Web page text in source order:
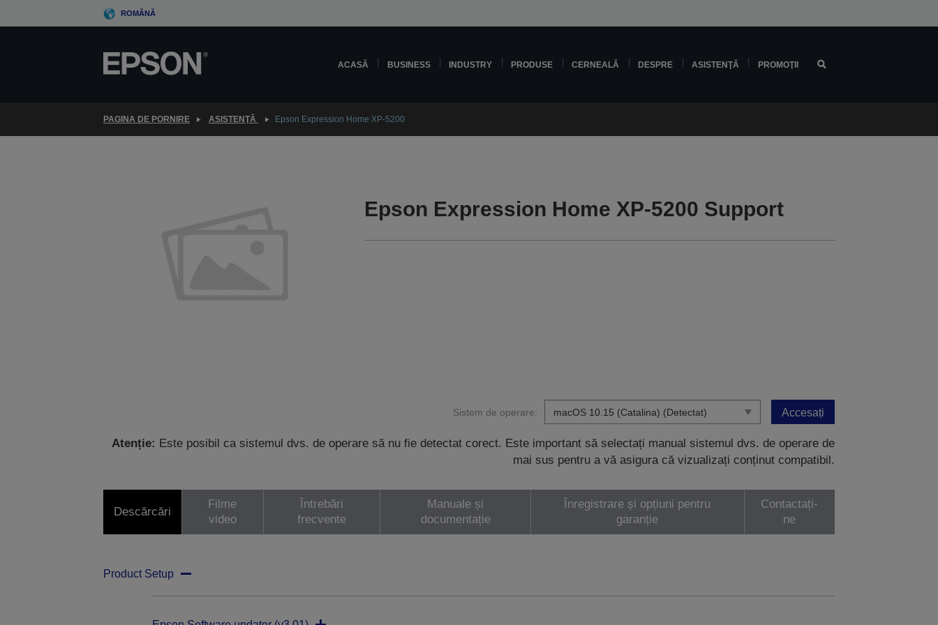
to
ROMÂNĂ
ACASĂ BUSINESS INDUSTRY PRODUSE CERNEALĂ DESPRE ASISTENŢĂ PROMOŢII
PAGINA DE PORNIRE ASISTENŢĂ Epson Expression Home XP-5200
Epson Expression Home XP-5200 Support
Sistem de operare: Accesați
Atenție: Este posibil ca sistemul dvs. de operare să nu fie detectat corect. Este important să selectați manual sistemul dvs. de operare de
mai sus pentru a vă asigura că vizualizați conținut compatibil.
Descărcări
Filme
video
Întrebări
frecvente
Manuale și
documentație
Înregistrare și opțiuni pentru
garanție
Contactați-
ne
Product Setup